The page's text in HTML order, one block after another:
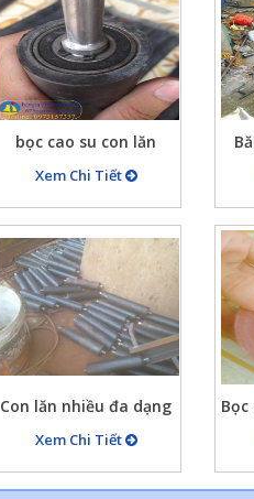
bọc cao su con lăn
Xem Chi Tiết
Con lăn nhiều đa dạng
Xem Chi Tiết